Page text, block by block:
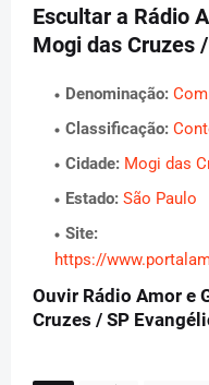
Escultar a Rádio
Mogi das Cruzes
Denominação:
Classificação:
Cidade: Mogi das
Estado: São Paulo
Site:
https://
Ouvir Rádio Amor e
Cruzes / SP